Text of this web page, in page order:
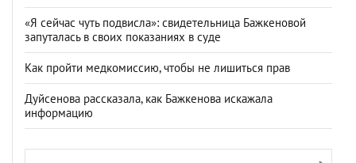
«Я сейчас чуть подвисла»: свидетельница Бажкеновой
запуталась в своих показаниях в суде
Как пройти медкомиссию, чтобы не лишиться прав
Дуйсенова рассказала, как Бажкенова искажала
информацию